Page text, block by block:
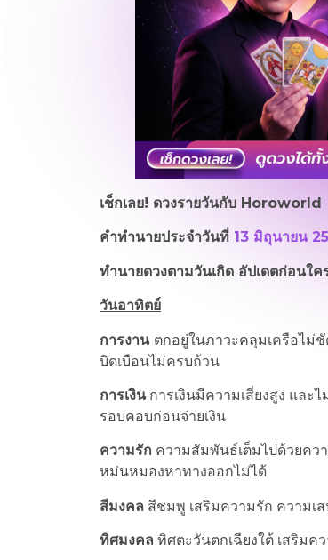
เช็กเลย! ดวงรายวันกับ Horoworld
คำทำนายประจำวันที่ 13 มิถุนายน
ทำนายดวงตามวันเกิด อัปเดตก่อนใค
วันอาทิตย์
การงาน ตกอยู่ในภาวะคลุมเครือไม่
บิดเบือนไม่ครบถ้วน
การเงินการเงินมีความเสี่ยงสูง และ
รอบคอบก่อนจ่ายเงิน
ความรัก ความสัมพันธ์เต็มไปด้วยคว
หม่นหมองหาทางออกไม่ได้
สีมงคล สีชมพู เสริมความรัก ความเ
ทิศมงคล ทิศตะวันตกเฉียงใต้ เสริมค